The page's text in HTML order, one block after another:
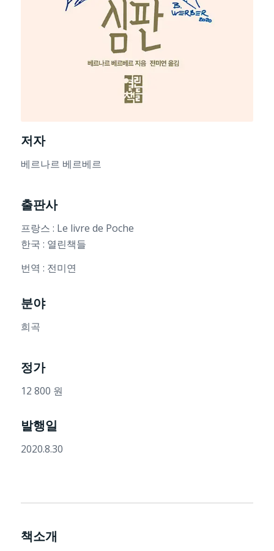
저자
베르나르 베르베르
출판사
프랑스 : Le livre de Poche
한국 : 열린책들
번역 : 전미연
분야
희곡
정가
12 800 원
발행일
2020.8.30
책소개